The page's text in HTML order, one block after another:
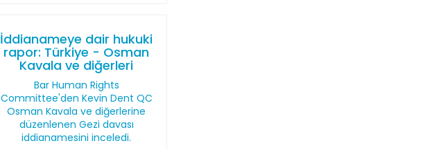
İddianameye dair hukuki
rapor: Türkiye - Osman
Kavala ve diğerleri
Bar Human Rights
Committee'den Kevin Dent QC
Osman Kavala ve diğerlerine
düzenlenen Gezi davası
iddianamesini inceledi.